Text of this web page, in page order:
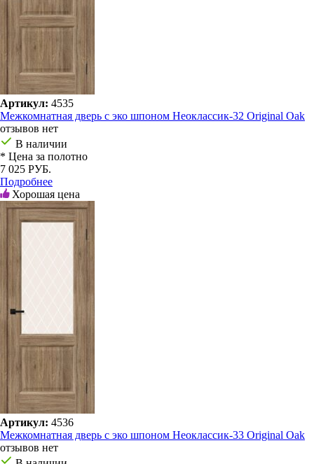
Артикул: 4535
Межкомнатная дверь с эко шпоном Неоклассик-32 Original Oak
отзывов нет
В наличии
* Цена за полотно
7 025 РУБ.
Подробнее
Хорошая цена
Артикул: 4536
Межкомнатная дверь с эко шпоном Неоклассик-33 Original Oak
отзывов нет